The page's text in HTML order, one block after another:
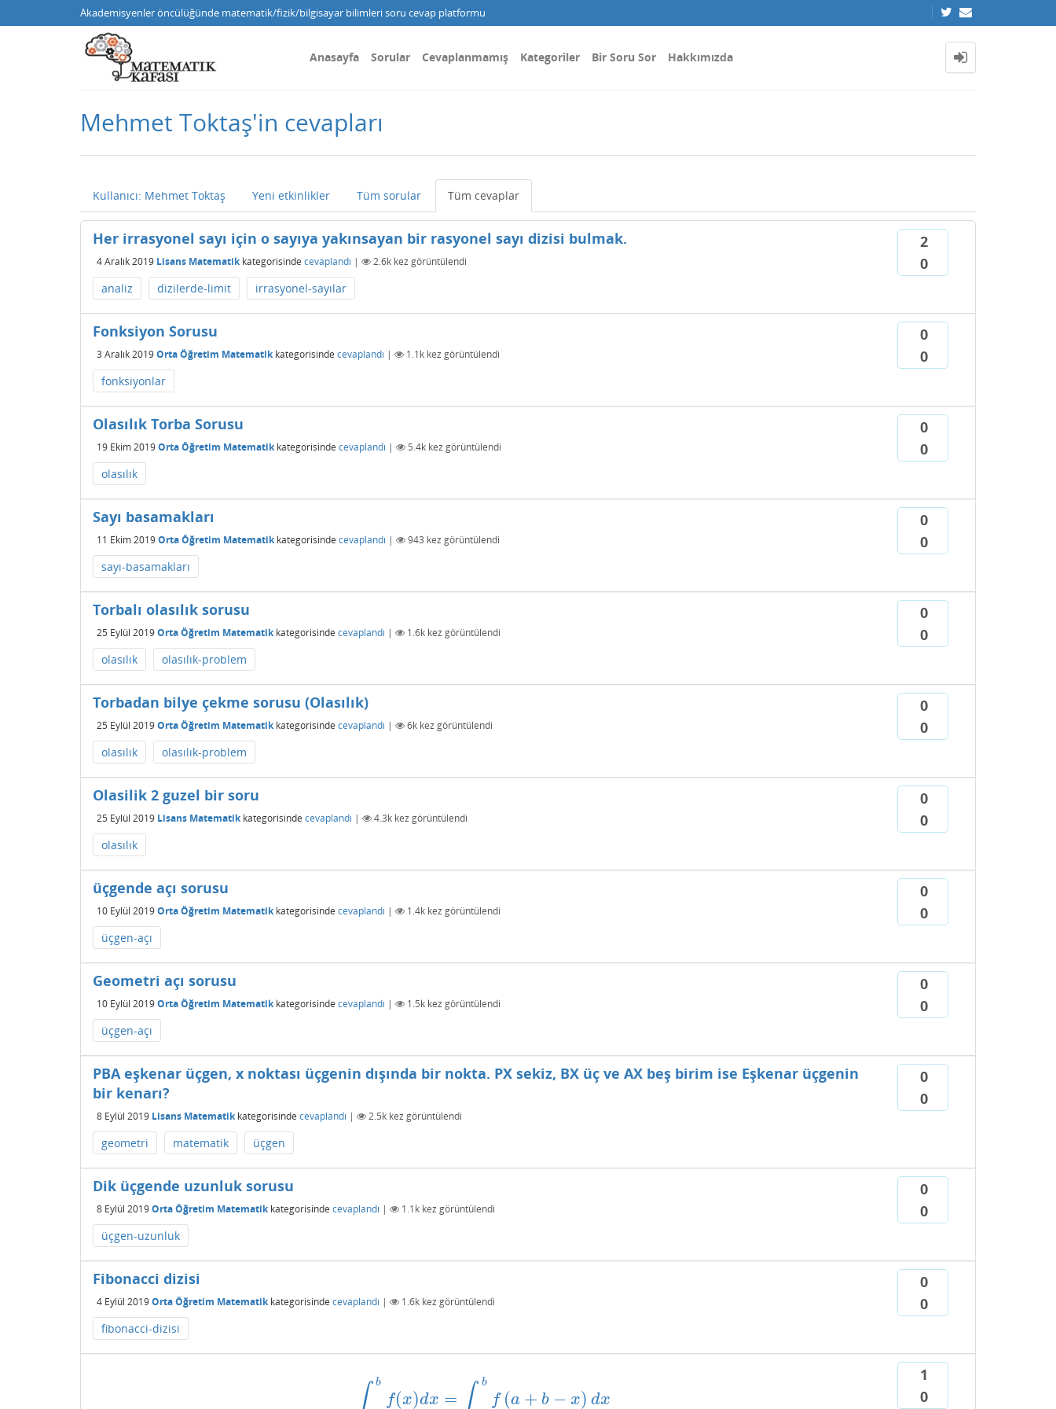
Akademisyenler öncülüğünde matematik/fizik/bilgisayar bilimleri soru cevap platformu
Anasayfa Sorular Cevaplanmamış Kategoriler Bir Soru Sor Hakkımızda
Mehmet Toktaş'in cevapları
Kullanıcı: Mehmet Toktaş Yeni etkinlikler Tüm sorular Tüm cevaplar
2
0
Her irrasyonel sayı için o sayıya yakınsayan bir rasyonel sayı dizisi bulmak.
4 Aralık 2019 Lisans Matematikkategorisinde cevaplandı | 2.6k kez görüntülendi
analiz dizilerde-limit irrasyonel-sayılar
0
0
Fonksiyon Sorusu
3 Aralık 2019Orta Öğretim Matematikkategorisinde cevaplandı | 1.1k kez görüntülendi
fonksiyonlar
0
0
Olasılık Torba Sorusu
19 Ekim 2019Orta Öğretim Matematikkategorisinde cevaplandı | 5.4k kez görüntülendi
olasılık
0
0
Sayı basamakları
11 Ekim 2019Orta Öğretim Matematikkategorisinde cevaplandı | 943 kez görüntülendi
sayı-basamakları
0
0
Torbalı olasılık sorusu
25 Eylül 2019Orta Öğretim Matematikkategorisinde cevaplandı | 1.6k kez görüntülendi
olasılık olasılık-problem
0
0
Torbadan bilye çekme sorusu (Olasılık)
25 Eylül 2019Orta Öğretim Matematikkategorisinde cevaplandı | 6k kez görüntülendi
olasılık olasılık-problem
0
0
Olasilik 2 guzel bir soru
25 Eylül 2019 Lisans Matematikkategorisinde cevaplandı | 4.3k kez görüntülendi
olasılık
0
0
üçgende açı sorusu
10 Eylül 2019Orta Öğretim Matematikkategorisinde cevaplandı | 1.4k kez görüntülendi
üçgen-açı
0
0
Geometri açı sorusu
10 Eylül 2019Orta Öğretim Matematikkategorisinde cevaplandı | 1.5k kez görüntülendi
üçgen-açı
0
0
PBA eşkenar üçgen, x noktası üçgenin dışında bir nokta. PX sekiz, BX üç ve AX beş birim ise Eşkenar üçgenin
bir kenarı?
8 Eylül 2019 Lisans Matematikkategorisinde cevaplandı | 2.5k kez görüntülendi
geometri matematik üçgen
0
0
Dik üçgende uzunluk sorusu
8 Eylül 2019Orta Öğretim Matematikkategorisinde cevaplandı | 1.1k kez görüntülendi
üçgen-uzunluk
0
0
Fibonacci dizisi
4 Eylül 2019Orta Öğretim Matematikkategorisinde cevaplandı | 1.6k kez görüntülendi
fibonacci-dizisi
1
0
∫ b
f(x)dx = ∫ b
f (a + b − x) dx
∫abf(x )dx =∫ f( a+b−x )d x